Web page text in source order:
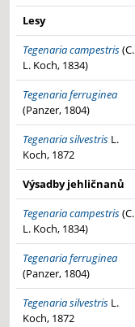
Lesy
Tegenaria campestris(C.
L. Koch, 1834)
Tegenaria ferruginea
(Panzer, 1804)
Tegenaria silvestris L.
Koch, 1872
Výsadby jehličnanů
Tegenaria campestris(C.
L. Koch, 1834)
Tegenaria ferruginea
(Panzer, 1804)
Tegenaria silvestris L.
Koch, 1872